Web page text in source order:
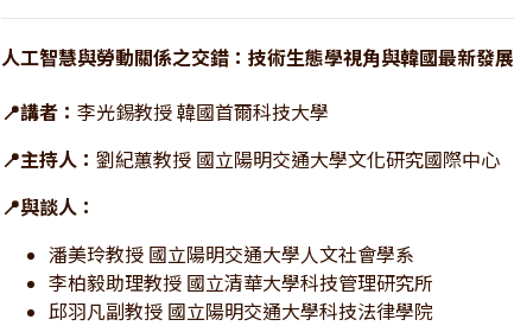
人工智慧與勞動關係之交錯：技術生態學視角與韓國最新發展
📍講者：李光錫教授 韓國首爾科技大學
📍主持人：劉紀蕙教授 國立陽明交通大學文化研究國際中心
📍與談人：
潘美玲教授 國立陽明交通大學人文社會學系
李柏毅助理教授 國立清華大學科技管理研究所
邱羽凡副教授 國立陽明交通大學科技法律學院